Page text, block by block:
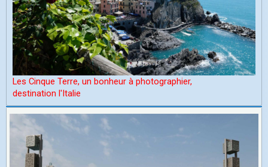
Les Cinque Terre, un bonheur à photographier,
destination l'Italie